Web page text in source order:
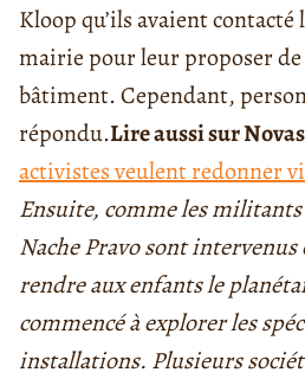
Kloop qu’ils avaient
mairie pour leur proposer
bâtiment. Cependant,
répondu.Lire aussi sur
activistes veulent redonner
Ensuite, comme les
Nache Pravo sont intervenus
rendre aux enfants le
commencé à explorer les
installations. Plusieurs